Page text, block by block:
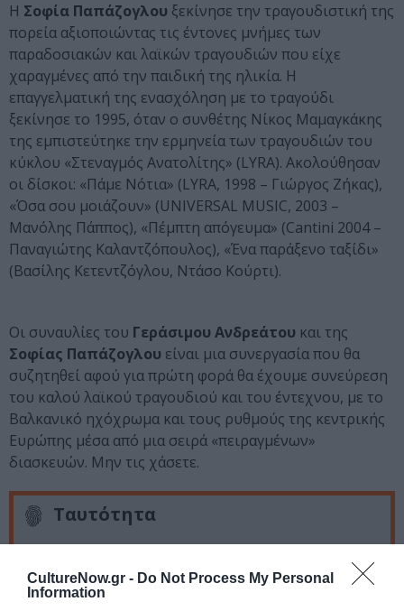
CultureNow.gr - Do Not Process My Personal
Information
Η Σοφία Παπάζογλου ξεκίνησε την τραγουδιστική της
πορεία αξιοποιώντας τις έντονες μνήμες των
παραδοσιακών και λαϊκών τραγουδιών που είχε
χαραγμένες από την παιδική της ηλικία. Η
επαγγελματική της ενασχόληση με το τραγούδι
ξεκίνησε το 1995, όταν ο συνθέτης Νίκος Μαμαγκάκης
της εμπιστεύτηκε την ερμηνεία των τραγουδιών του
κύκλου «Στεναγμός Ανατολίτης» (LYRA). Ακολούθησαν
οι δίσκοι: «Πάμε Νότια» (LYRA, 1998 – Γιώργος Ζήκας),
«Όσα σου μοιάζουν» (UNIVERSAL MUSIC, 2003 –
Μανόλης Πάππος), «Πέμπτη απόγευμα» (Cantini 2004 –
Παναγιώτης Καλαντζόπουλος), «Ένα παράξενο ταξίδι»
(Βασίλης Κετεντζόγλου, Ντάσο Κούρτι).
Οι συναυλίες του Γεράσιμου Ανδρεάτου και της
Σοφίας Παπάζογλου είναι μια συνεργασία που θα
συζητηθεί αφού για πρώτη φορά θα έχουμε συνεύρεση
του καλού λαϊκού τραγουδιού και του έντεχνου, με το
Βαλκανικό ηχόχρωμα και τους ρυθμούς της κεντρικής
Ευρώπης μέσα από μια σειρά «πειραγμένων»
διασκευών. Μην τις χάσετε.
Ταυτότητα
Τοποθεσία
Αυλαία, Αγ. Όρους 15 (και